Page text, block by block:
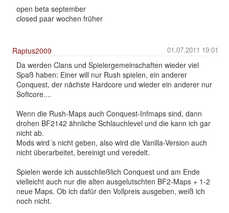
open beta september
closed paar wochen früher
01.07.2011 19:01
Raptus2009
Da werden Clans und Spielergemeinschaften wieder viel
Spaß haben: Einer will nur Rush spielen, ein anderer
Conquest, der nächste Hardcore und wieder ein anderer nur
Softcore....
Wenn die Rush-Maps auch Conquest-Infmaps sind, dann
drohen BF2142 ähnliche Schlauchlevel und die kann ich gar
nicht ab.
Mods wird´s nicht geben, also wird die Vanilla-Version auch
nicht überarbeitet, bereinigt und veredelt.
Spielen werde ich ausschließlich Conquest und am Ende
vielleicht auch nur die alten ausgelutschten BF2-Maps + 1-2
neue Maps. Ob ich dafür den Vollpreis ausgeben, weiß ich
noch nicht.